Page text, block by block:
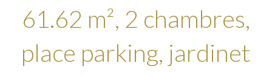
61.62 m², 2 chambres,
place parking, jardinet